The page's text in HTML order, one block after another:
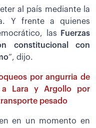
al país mediante la
Y frente a quienes
las
Fuerzas
constitucional con
”, dijo.
por angurria de
a Lara y Argollo por
pesado
en un momento en